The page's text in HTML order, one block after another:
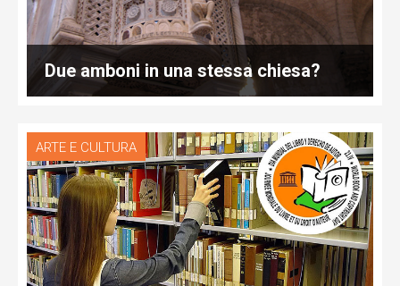
Due amboni in una stessa chiesa?
ARTE E CULTURA